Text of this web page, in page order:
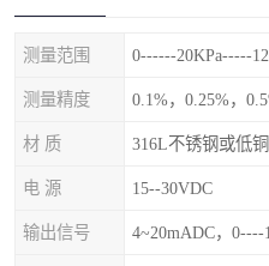
测量范围 0------20KPa-----
测量精度 0.1%，0.25%，
材 质 316L不锈钢或低
电 源 15--30VDC
输出信号 4~20mADC，